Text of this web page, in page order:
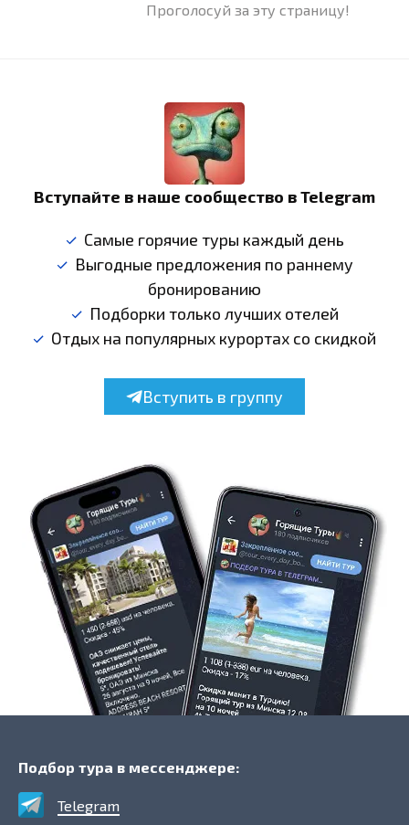
Проголосуй за эту страницу!
Вступайте в наше сообщество в Telegram
Самые горячие туры каждый день
Выгодные предложения по раннему
бронированию
Подборки только лучших отелей
Отдых на популярных курортах со скидкой
Вступить в группу
Подбор тура в мессенджере:
Telegram